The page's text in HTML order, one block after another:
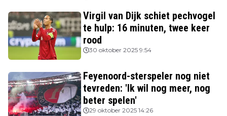
Virgil van Dijk schiet pechvogel
te hulp: 16 minuten, twee keer
rood
30 oktober 2025 9:54
Feyenoord-sterspeler nog niet
tevreden: 'Ik wil nog meer, nog
beter spelen'
29 oktober 2025 14:26